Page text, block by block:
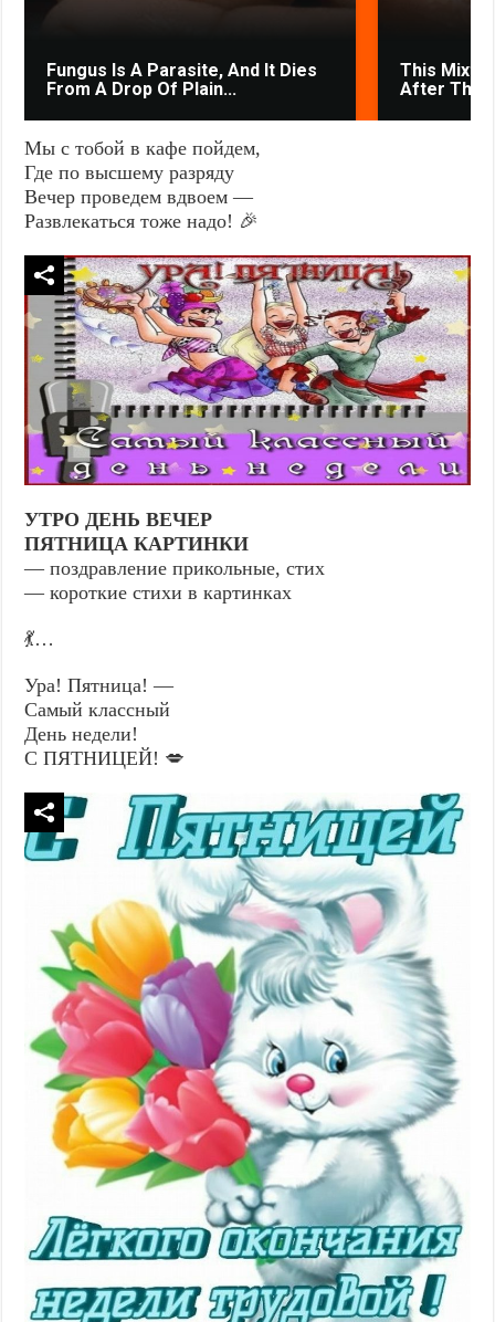
Fungus Is A Parasite, And It Dies
From A Drop Of Plain...
This
After The
Мы с тобой в кафе пойдем,
Где по высшему разряду
Вечер проведем вдвоем —
Развлекаться тоже надо! 🎉
УТРО ДЕНЬ ВЕЧЕР
ПЯТНИЦА КАРТИНКИ
— поздравление прикольные, стих
— короткие стихи в картинках
💃…
Ура! Пятница! —
Самый классный
День недели!
С ПЯТНИЦЕЙ! 💋